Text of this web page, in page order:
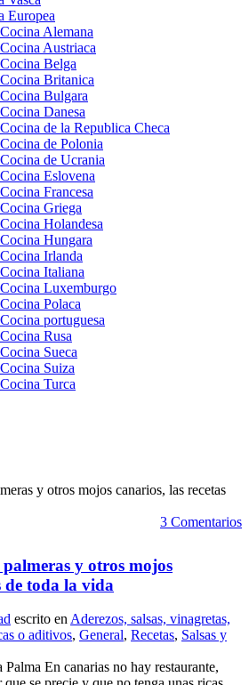
Europea
Cocina Alemana
Cocina Austriaca
Cocina Belga
Cocina Britanica
Cocina Bulgara
Cocina Danesa
Cocina de la Republica Checa
Cocina de Polonia
Cocina de Ucrania
Cocina Eslovena
Cocina Francesa
Cocina Griega
Cocina Holandesa
Cocina Hungara
Cocina Irlanda
Cocina Italiana
Cocina Luxemburgo
Cocina Polaca
Cocina portuguesa
Cocina Rusa
Cocina Sueca
Cocina Suiza
Cocina Turca
3 Comentarios
y otros mojos
de toda la vida
escrito en Aderezos, salsas, vinagretas,
o aditivos, General, Recetas, Salsas y
En canarias no hay restaurante,